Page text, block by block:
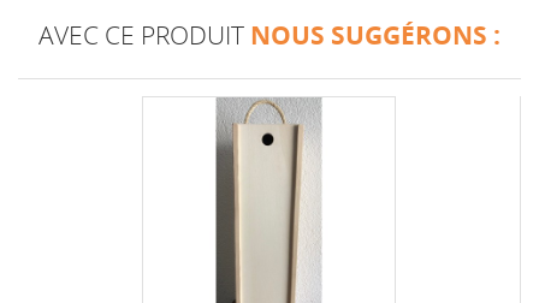
AVEC CE PRODUIT NOUS SUGGÉRONS :